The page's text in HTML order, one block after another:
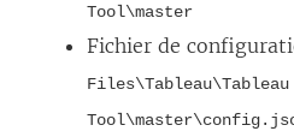
Tool\master
Fichier de